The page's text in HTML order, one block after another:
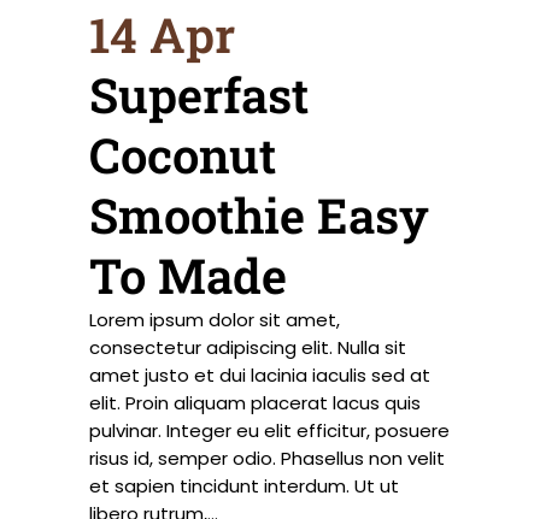
14 Apr
Superfast
Coconut
Smoothie Easy
To Made
Lorem ipsum dolor sit amet,
consectetur adipiscing elit. Nulla sit
amet justo et dui lacinia iaculis sed at
elit. Proin aliquam placerat lacus quis
pulvinar. Integer eu elit efficitur, posuere
risus id, semper odio. Phasellus non velit
et sapien tincidunt interdum. Ut ut
libero rutrum,...